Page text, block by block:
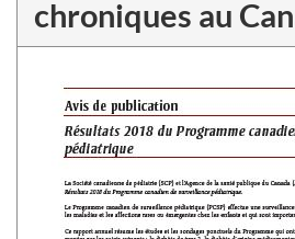
chroniques au